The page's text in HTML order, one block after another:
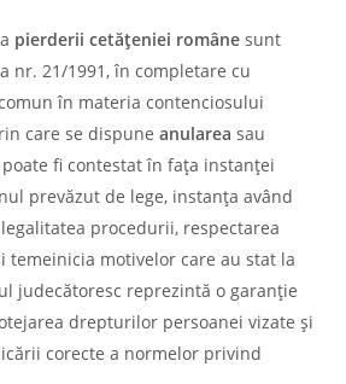
pierderii cetățeniei române sunt
nr. 21/1991, în completare cu
în materia contenciosului
care se dispune anularea sau
poate fi contestat în fața instanței
prevăzut de lege, instanța având
procedurii, respectarea
motivelor care au stat la
judecătoresc reprezintă o garanție
drepturilor persoanei vizate și
corecte a normelor privind